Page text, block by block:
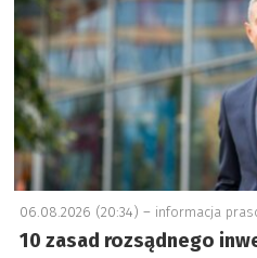
06.08.2026 (20:34) – informacja
10 zasad rozsądnego